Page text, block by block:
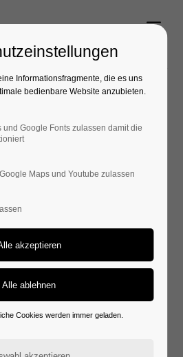
amet:
Menu
für
des
Mär 2024 /von KZ-
Informationsfragmente, die es uns
bedienbare Website anzubieten.
und Google Fonts zulassen damit die
Maps und Youtube zulassen
Cookies werden immer geladen.